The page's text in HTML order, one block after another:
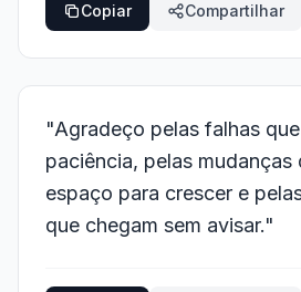
Copiar Compartilhar
"Agradeço pelas falhas
paciência, pelas mudanças
espaço para crescer e
que chegam sem avisar."